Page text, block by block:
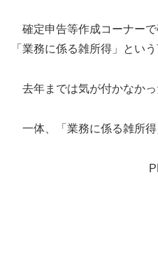
確定申告等作成コーナー
「業務に係る雑所得」とい
去年までは気が付かなかっ
一体、「業務に係る雑所得